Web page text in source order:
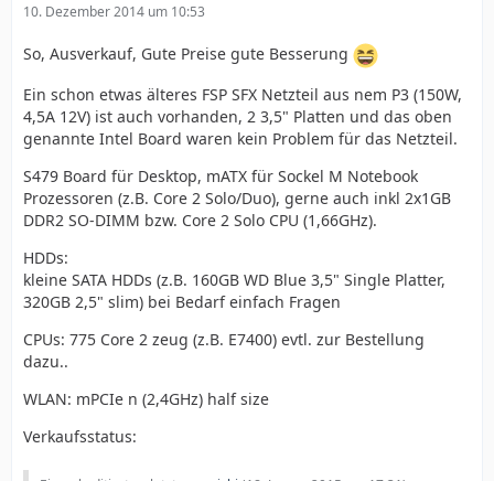
10. Dezember 2014 um 10:53
So, Ausverkauf, Gute Preise gute Besserung
Ein schon etwas älteres FSP SFX Netzteil aus nem P3 (150W,
4,5A 12V) ist auch vorhanden, 2 3,5" Platten und das oben
genannte Intel Board waren kein Problem für das Netzteil.
S479 Board für Desktop, mATX für Sockel M Notebook
Prozessoren (z.B. Core 2 Solo/Duo), gerne auch inkl 2x1GB
DDR2 SO-DIMM bzw. Core 2 Solo CPU (1,66GHz).
HDDs:
kleine SATA HDDs (z.B. 160GB WD Blue 3,5" Single Platter,
320GB 2,5" slim) bei Bedarf einfach Fragen
CPUs: 775 Core 2 zeug (z.B. E7400) evtl. zur Bestellung
dazu..
WLAN: mPCIe n (2,4GHz) half size
Verkaufsstatus: